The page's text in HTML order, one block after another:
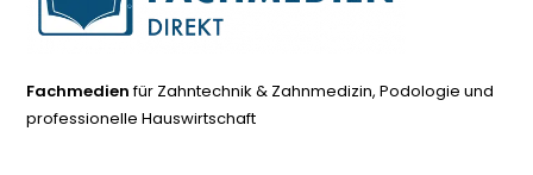
Fachmedienfür Zahntechnik & Zahnmedizin, Podologie und
professionelle Hauswirtschaft